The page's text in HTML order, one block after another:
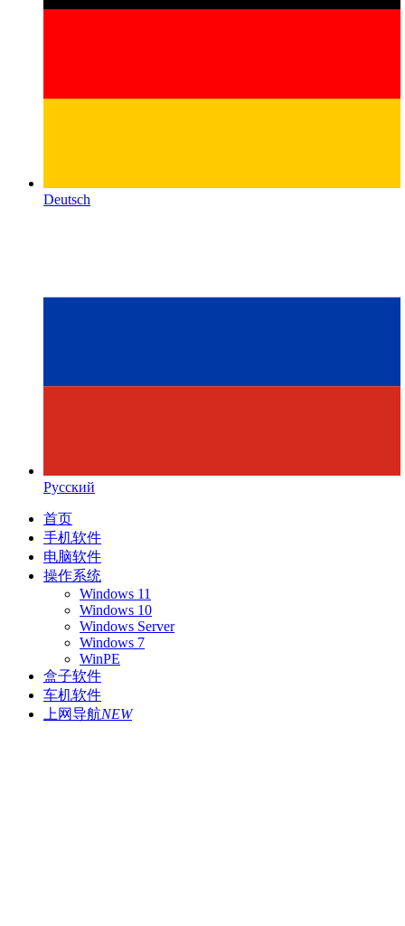
Deutsch
Русский
首页
手机软件
电脑软件
操作系统
Windows 11
Windows 10
Windows Server
Windows 7
WinPE
盒子软件
车机软件
上网导航NEW